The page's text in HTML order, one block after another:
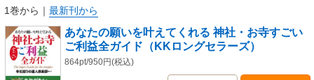
1巻から ｜ 最新刊から
あなたの願いを叶えてくれる 神社・お寺すごい
ご利益全ガイド（KKロングセラーズ）
864pt/950円(税込)